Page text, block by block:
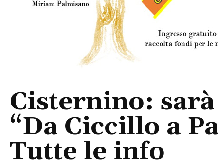
Cisternino:
“Da Ciccillo a
Tutte le info